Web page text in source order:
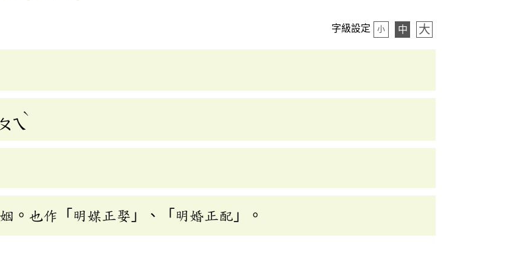
字級設定 小 中 大
ㄆㄟ
ˋ
。也作「明媒正娶」、「明婚正配」。